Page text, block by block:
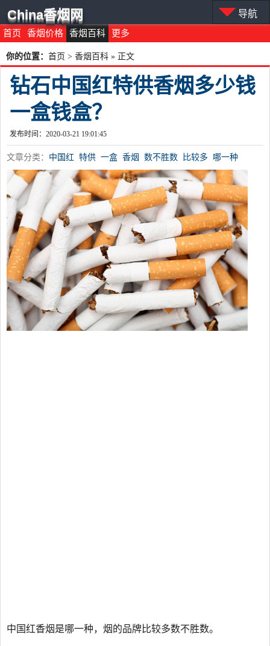
首页 香烟价格 香烟百科 更多
China香烟网 导航
你的位置： 首页 > 香烟百科 » 正文
钻石中国红特供香烟多少钱
一盒钱盒？
发布时间：2020-03-21 19:01:45
文章分类： 中国红 特供 一盒 香烟 数不胜数 比较多 哪一种
中国红香烟是哪一种，烟的品牌比较多数不胜数。